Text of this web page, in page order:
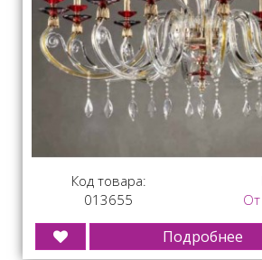
Код товара:
013655
Подробнее